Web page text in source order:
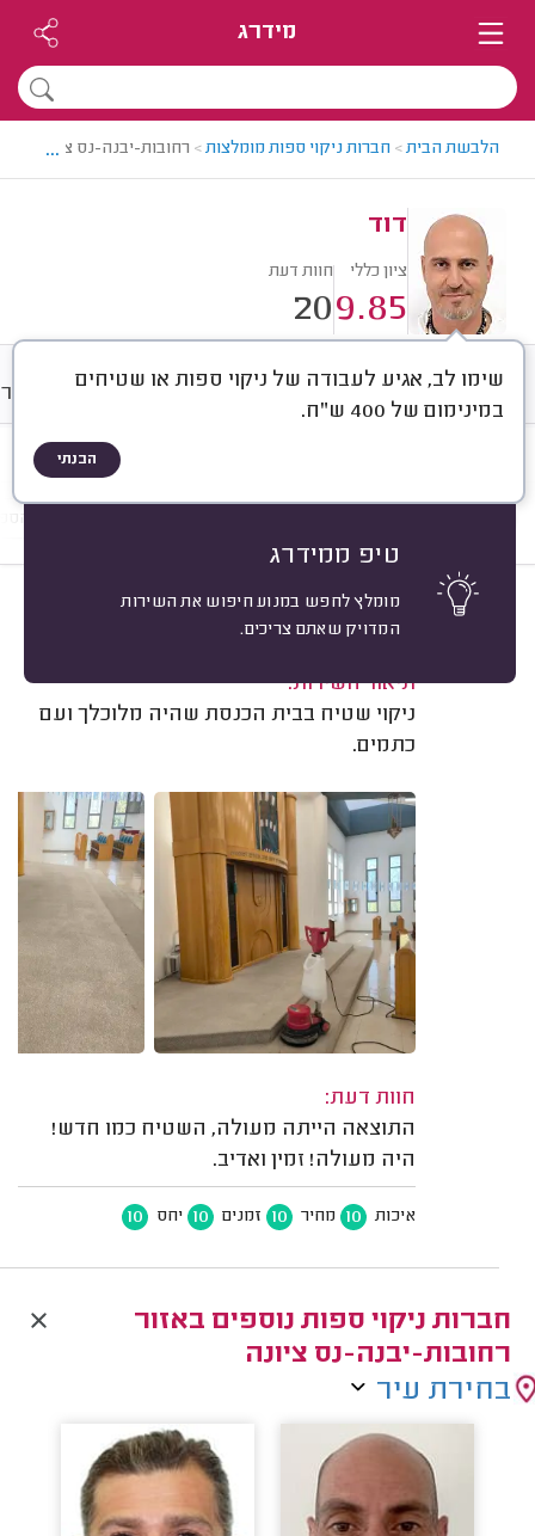
מידרג
הלבשת הבית> חברות ניקוי ספות מומלצות> רחובות-יבנה-נס ציונה >
...
דוד
ציון כללי
9.85
חוות דעת
20
שימו לב, אגיע לעבודה של ניקוי ספות או שטיחים
במינימום של 400 ש"ח.
הבנתי
טיפ ממידרג
מומלץ לחפש במנוע חיפוש את השירות
המדויק שאתם צריכים.
חוות דעת מחירים ממוצע
גודל
גילי כהן, מודיעין.
משוב: 15/05/2026
תיאור השירות:
ניקוי שטיח בבית הכנסת שהיה מלוכלך ועם
כתמים.
חוות דעת:
התוצאה הייתה מעולה, השטיח כמו חדש!
היה מעולה! זמין ואדיב.
איכות 10 מחיר 10 זמנים 10 יחס 10
10
חברות ניקוי ספות נוספים באזור
רחובות-יבנה-נס ציונה
בחירת עיר